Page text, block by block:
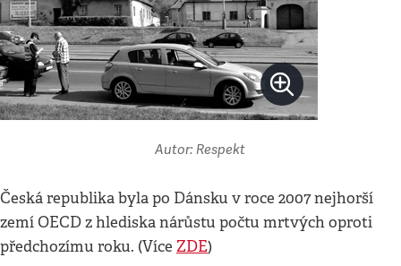
Autor: Respekt
Česká republika byla po Dánsku v roce 2007 nejhorší
zemí OECD z hlediska nárůstu počtu mrtvých oproti
předchozímu roku. (Více ZDE)